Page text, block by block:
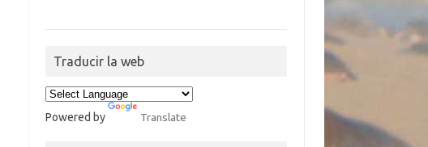
Traducir la web
Powered by Translate